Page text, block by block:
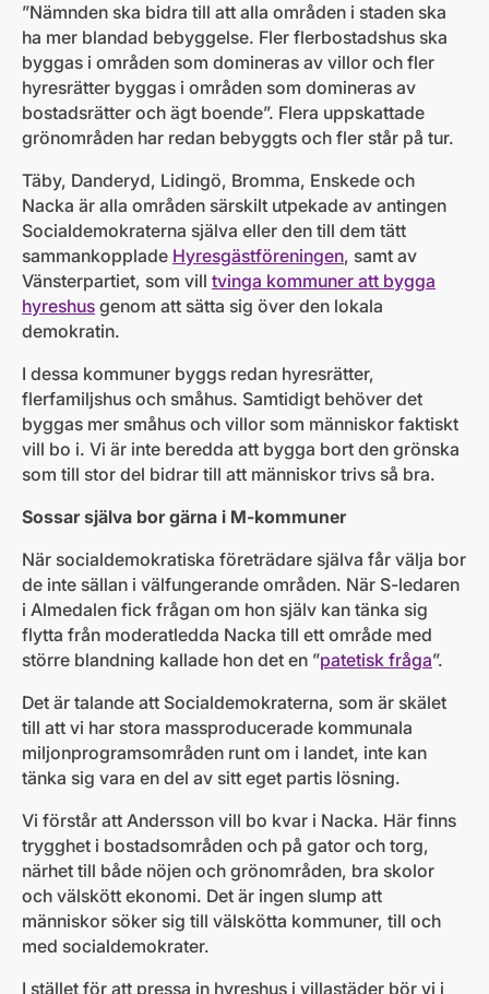
”Nämnden ska bidra till att alla områden i staden ska
ha mer blandad bebyggelse. Fler flerbostadshus ska
byggas i områden som domineras av villor och fler
hyresrätter byggas i områden som domineras av
bostadsrätter och ägt boende”. Flera uppskattade
grönområden har redan bebyggts och fler står på tur.
Täby, Danderyd, Lidingö, Bromma, Enskede och
Nacka är alla områden särskilt utpekade av antingen
Socialdemokraterna själva eller den till dem tätt
sammankopplade Hyresgästföreningen, samt av
Vänsterpartiet, som vill tvinga kommuner att bygga
hyreshus genom att sätta sig över den lokala
demokratin.
I dessa kommuner byggs redan hyresrätter,
flerfamiljshus och småhus. Samtidigt behöver det
byggas mer småhus och villor som människor faktiskt
vill bo i. Vi är inte beredda att bygga bort den grönska
som till stor del bidrar till att människor trivs så bra.
Sossar själva bor gärna i M-kommuner
När socialdemokratiska företrädare själva får välja bor
de inte sällan i välfungerande områden. När S-ledaren
i Almedalen fick frågan om hon själv kan tänka sig
flytta från moderatledda Nacka till ett område med
större blandning kallade hon det en ”patetisk fråga”.
Det är talande att Socialdemokraterna, som är skälet
till att vi har stora massproducerade kommunala
miljonprogramsområden runt om i landet, inte kan
tänka sig vara en del av sitt eget partis lösning.
Vi förstår att Andersson vill bo kvar i Nacka. Här finns
trygghet i bostadsområden och på gator och torg,
närhet till både nöjen och grönområden, bra skolor
och välskött ekonomi. Det är ingen slump att
människor söker sig till välskötta kommuner, till och
med socialdemokrater.
I stället för att pressa in hyreshus i villastäder bör vi i